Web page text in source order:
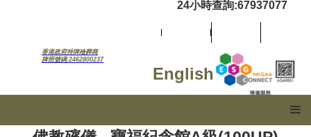
香港政府持牌殮葬商
牌照號碼:2462800237
24小時查詢:67937077
English